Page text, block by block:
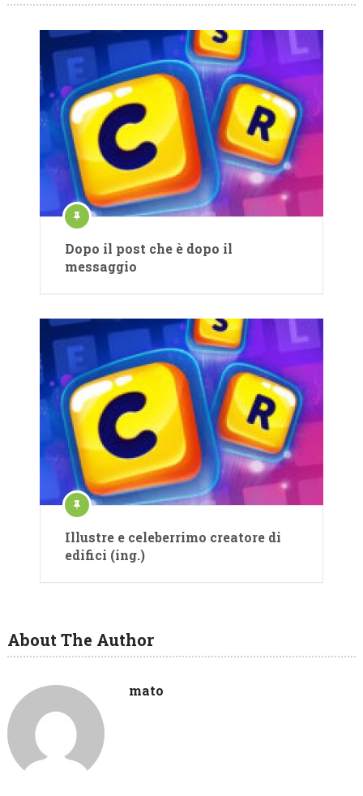
Dopo il post che è dopo il
messaggio
Illustre e celeberrimo creatore di
edifici (ing.)
About The Author
mato